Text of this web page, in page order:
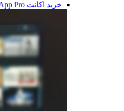
خرید اکانت FaceApp Pro